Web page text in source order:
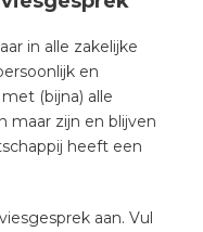
in alle zakelijke
en
(bijna) alle
maar zijn en blijven
heeft een
aan. Vul